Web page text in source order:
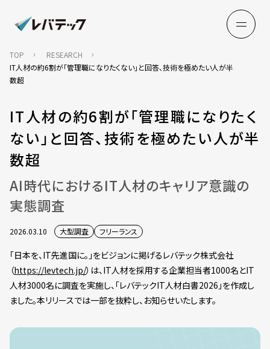
TOP
RESEARCH
IT人材の約6割が「管理職になりたくない」と回答、技術を極めたい人が半
数超
IT人材の約6割が「管理職になりたく
ない」と回答、技術を極めたい人が半
数超
AI時代におけるIT人材のキャリア意識の
実態調査
2026.03.10 大型調査 フリーランス
「日本を、IT先進国に。」をビジョンに掲げるレバテック株式会社
（https://levtech.jp/）は、IT人材を採用する企業担当者1000名とIT
人材3000名に調査を実施し、「レバテックIT人材白書2026」を作成し
ました。本リリースでは一部を抜粋し、お知らせいたします。